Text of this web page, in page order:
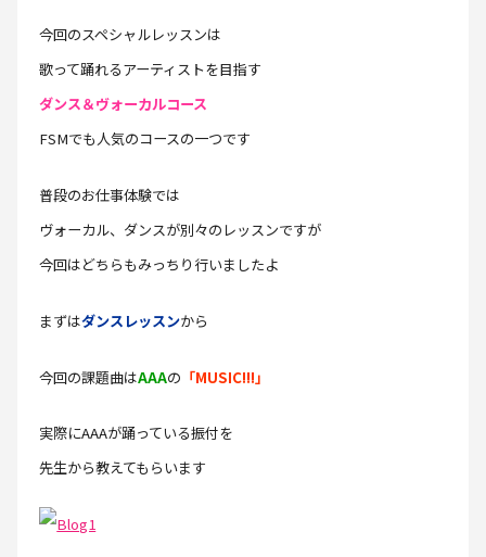
今回のスペシャルレッスンは
歌って踊れるアーティストを目指す
ダンス＆ヴォーカルコース
FSMでも人気のコースの一つです
普段のお仕事体験では
ヴォーカル、ダンスが別々のレッスンですが
今回はどちらもみっちり行いましたよ
まずはダンスレッスンから
今回の課題曲はAAAの 「MUSIC!!!」
実際にAAAが踊っている振付を
先生から教えてもらいます